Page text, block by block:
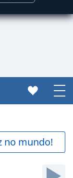
no mundo!